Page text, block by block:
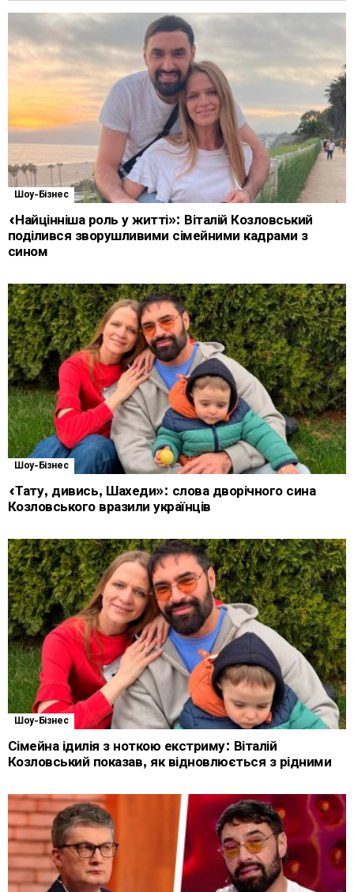
Шоу-Бізнес
«Найцінніша роль у житті»: Віталій Козловський
поділився зворушливими сімейними кадрами з
сином
Шоу-Бізнес
«Тату, дивись, Шахеди»: слова дворічного сина
Козловського вразили українців
Шоу-Бізнес
Сімейна ідилія з ноткою екстриму: Віталій
Козловський показав, як відновлюється з рідними